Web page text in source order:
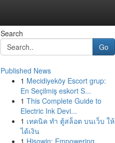
Search
Go
Published News
1 Mecidiyeköy Escort grup:
En Seçilmiş eskort S...
1 This Complete Guide to
Electric Ink Devi...
1 เทคนิค ทำ ตู้สล็อต บนเว็บ ให้
ได้เงิน
1 Hisowin: Empowering